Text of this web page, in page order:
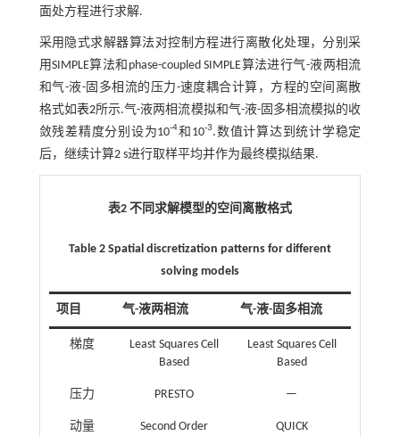
面处方程进行求解.
采用隐式求解器算法对控制方程进行离散化处理，分别采
用SIMPLE算法和phase-coupled SIMPLE算法进行气-液两相流
和气-液-固多相流的压力-速度耦合计算，方程的空间离散
格式如表2所示.气-液两相流模拟和气-液-固多相流模拟的收
敛残差精度分别设为10-4和10-3.数值计算达到统计学稳定
后，继续计算2 s进行取样平均并作为最终模拟结果.
表2 不同求解模型的空间离散格式
Table 2 Spatial discretization patterns for different
solving models
项目 气-液两相流 气-液-固多相流
梯度
Least Squares Cell
Based
Least Squares Cell
Based
压力 PRESTO —
动量
Second Order
QUICK